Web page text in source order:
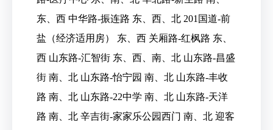
东、西 中华路-振连路 东、西、北 201国道-前
盐（经济适用房） 东、西 关厢路-红枫路 东、
西 山东路-汇智街 东、西、南、北 山东路-昌盛
街 南、北 山东路-怡宁园 南、北 山东路-丰收
路 南、北 山东路-22中学 南、北 山东路-天洋
路 南、北 辛吉街-家家乐公园西门 南、北 迎客